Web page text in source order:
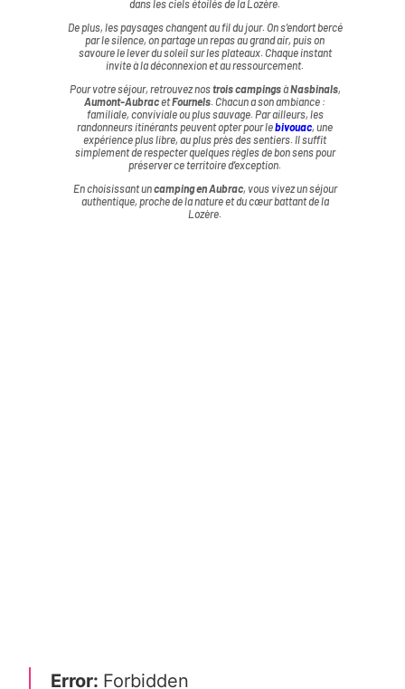
dans les ciels étoilés de la Lozère.
De plus, les paysages changent au fil du jour. On s’endort bercé
par le silence, on partage un repas au grand air, puis on
savoure le lever du soleil sur les plateaux. Chaque instant
invite à la déconnexion et au ressourcement.
Pour votre séjour, retrouvez nostrois campingsàNasbinals,
Aumont-AubracetFournels. Chacun a son ambiance :
familiale, conviviale ou plus sauvage. Par ailleurs, les
randonneurs itinérants peuvent opter pour lebivouac, une
expérience plus libre, au plus près des sentiers. Il suffit
simplement de respecter quelques règles de bon sens pour
préserver ce territoire d’exception.
En choisissant uncamping en Aubrac, vous vivez un séjour
authentique, proche de la nature et du cœur battant de la
Lozère.